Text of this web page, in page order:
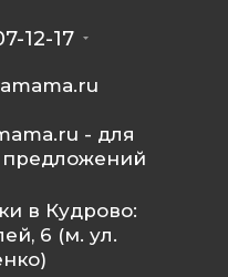
12-17
- для
в Кудрово:
6 (м. ул.